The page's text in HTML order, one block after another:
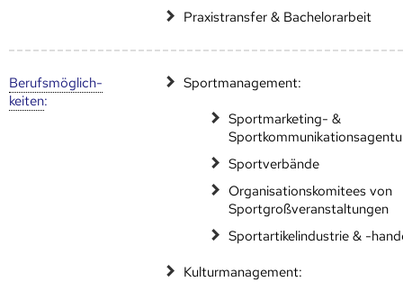
Praxistransfer & Bachelorarbeit
Berufs­möglich­
keiten:
Sportmanagement:
Sportmarketing- &
Sportverbände
Organisationskomitees von
Sportgroßveranstaltungen
Sportartikelindustrie & -
Kulturmanagement: